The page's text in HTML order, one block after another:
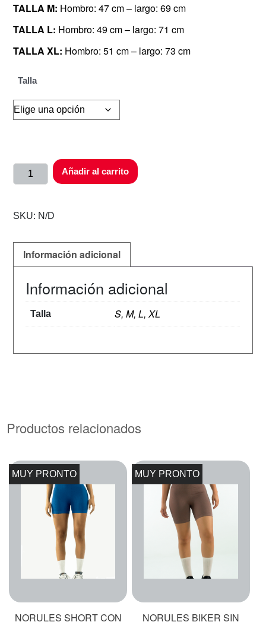
TALLA M: Hombro: 47 cm – largo: 69 cm
TALLA L: Hombro: 49 cm – largo: 71 cm
TALLA XL: Hombro: 51 cm – largo: 73 cm
Talla
Añadir al carrito
SKU: N/D
Información adicional
Información adicional
Talla S, M, L, XL
Productos relacionados
MUY PRONTO
NORULES SHORT CON
MUY PRONTO
NORULES BIKER SIN